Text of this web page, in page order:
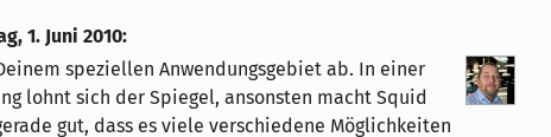
1. Juni 2010:
speziellen Anwendungsgebiet ab. In einer
lohnt sich der Spiegel, ansonsten macht Squid
gut, dass es viele verschiedene Möglichkeiten